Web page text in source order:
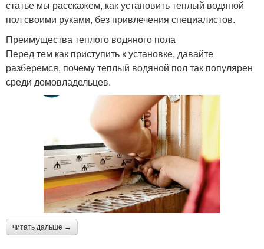
статье мы расскажем, как установить теплый водяной
пол своими руками, без привлечения специалистов.
Преимущества теплого водяного пола
Перед тем как приступить к установке, давайте
разберемся, почему теплый водяной пол так популярен
среди домовладельцев.
читать дальше →